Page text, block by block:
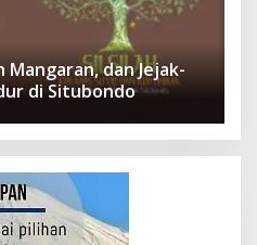
Mangaran, dan Jejak-
di Situbondo